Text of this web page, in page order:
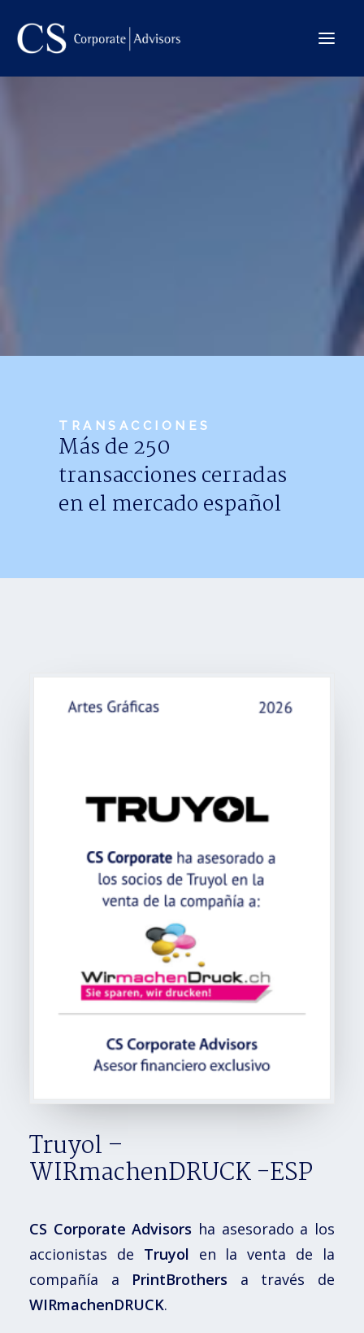
Español
TRANSACCIONES
Más de 250
transacciones cerradas
en el mercado español
Truyol –
WIRmachenDRUCK -ESP
CS Corporate Advisors ha asesorado a los
accionistas de Truyol en la venta de la
compañía a PrintBrothers a través de
WIRmachenDRUCK.